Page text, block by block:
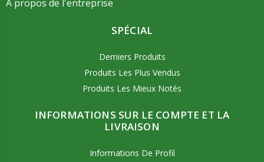
À propos de l'entreprise
SPÉCIAL
Derniers Produits
Produits Les Plus Vendus
Produits Les Mieux Notés
INFORMATIONS SUR LE COMPTE ET LA
LIVRAISON
Informations De Profil